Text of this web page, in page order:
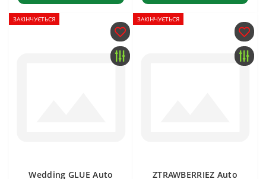
ЗАКІНЧУЄТЬСЯ
Wedding GLUE Auto
ЗАКІНЧУЄТЬСЯ
ZTRAWBERRIEZ Auto